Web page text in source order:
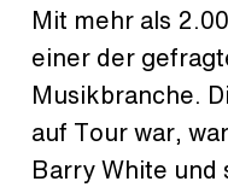
Mit mehr als
einer der
Musikbranche.
auf Tour war,
Barry White und